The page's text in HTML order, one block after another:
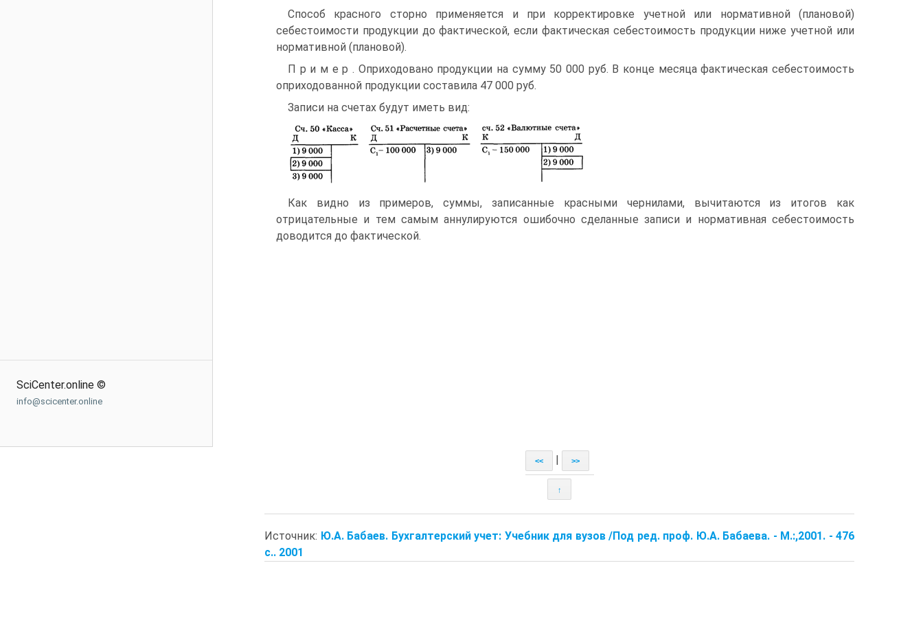
SciCenter.online ©
info@scicenter.online
Способ красного сторно применяется и при корректировке учетной или нормативной (плановой)
себестоимости продукции до фактической, если фактическая себестоимость продукции ниже учетной или
нормативной (плановой).
П р и м е р . Оприходовано продукции на сумму 50 000 руб. В конце месяца фактическая себестоимость
оприходованной продукции составила 47 000 руб.
Записи на счетах будут иметь вид:
Как видно из примеров, суммы, записанные красными чернилами, вычитаются из итогов как
отрицательные и тем самым аннулируются ошибочно сделанные записи и нормативная себестоимость
доводится до фактической.
<< >>
↑
Источник: Ю.А. Бабаев. Бухгалтерский учет: Учебник для вузов /Под ред. проф. Ю.А. Бабаева. - М.:,2001. - 476
с.. 2001